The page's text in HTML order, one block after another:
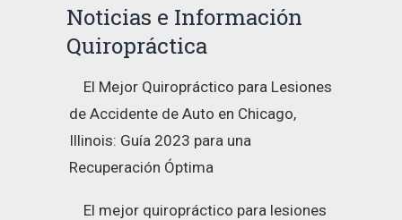
Noticias e Información
Quiropráctica
El Mejor Quiropráctico para Lesiones
de Accidente de Auto en Chicago,
Illinois: Guía 2023 para una
Recuperación Óptima
El mejor quiropráctico para lesiones